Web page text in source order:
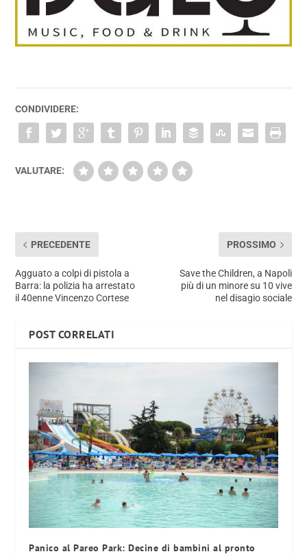
CONDIVIDERE:
VALUTARE:
PRECEDENTE
Agguato a colpi di pistola a
Barra: la polizia ha arrestato
il 40enne Vincenzo Cortese
PROSSIMO
Save the Children, a Napoli
più di un minore su 10 vive
nel disagio sociale
POST CORRELATI
Panico al Pareo Park: Decine di bambini al pronto